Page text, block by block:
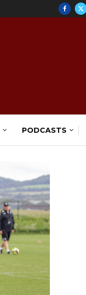
PODCASTS